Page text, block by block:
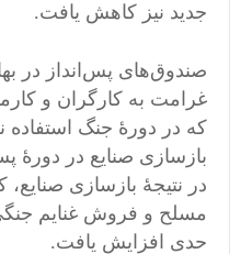
جدید نیز کاهش یافت.
غرامت به کارگران و
که در دورۀ جنگ استفاده
بازسازی صنایع در
در نتیجۀ بازسازی
مسلح و فروش غنایم
حدی افزایش یافت.